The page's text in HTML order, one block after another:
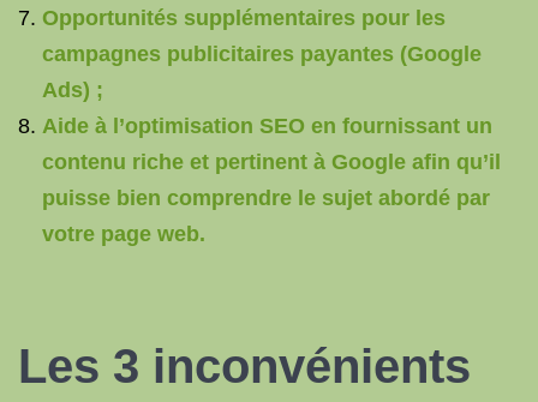
Opportunités supplémentaires pour les
campagnes publicitaires payantes (Google
Ads) ;
Aide à l’optimisation SEO en fournissant un
contenu riche et pertinent à Google afin qu’il
puisse bien comprendre le sujet abordé par
votre page web.
Les 3 inconvénients